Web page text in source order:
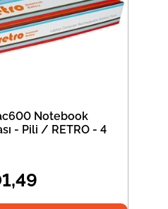
Notebook
- Pili / RETRO - 4